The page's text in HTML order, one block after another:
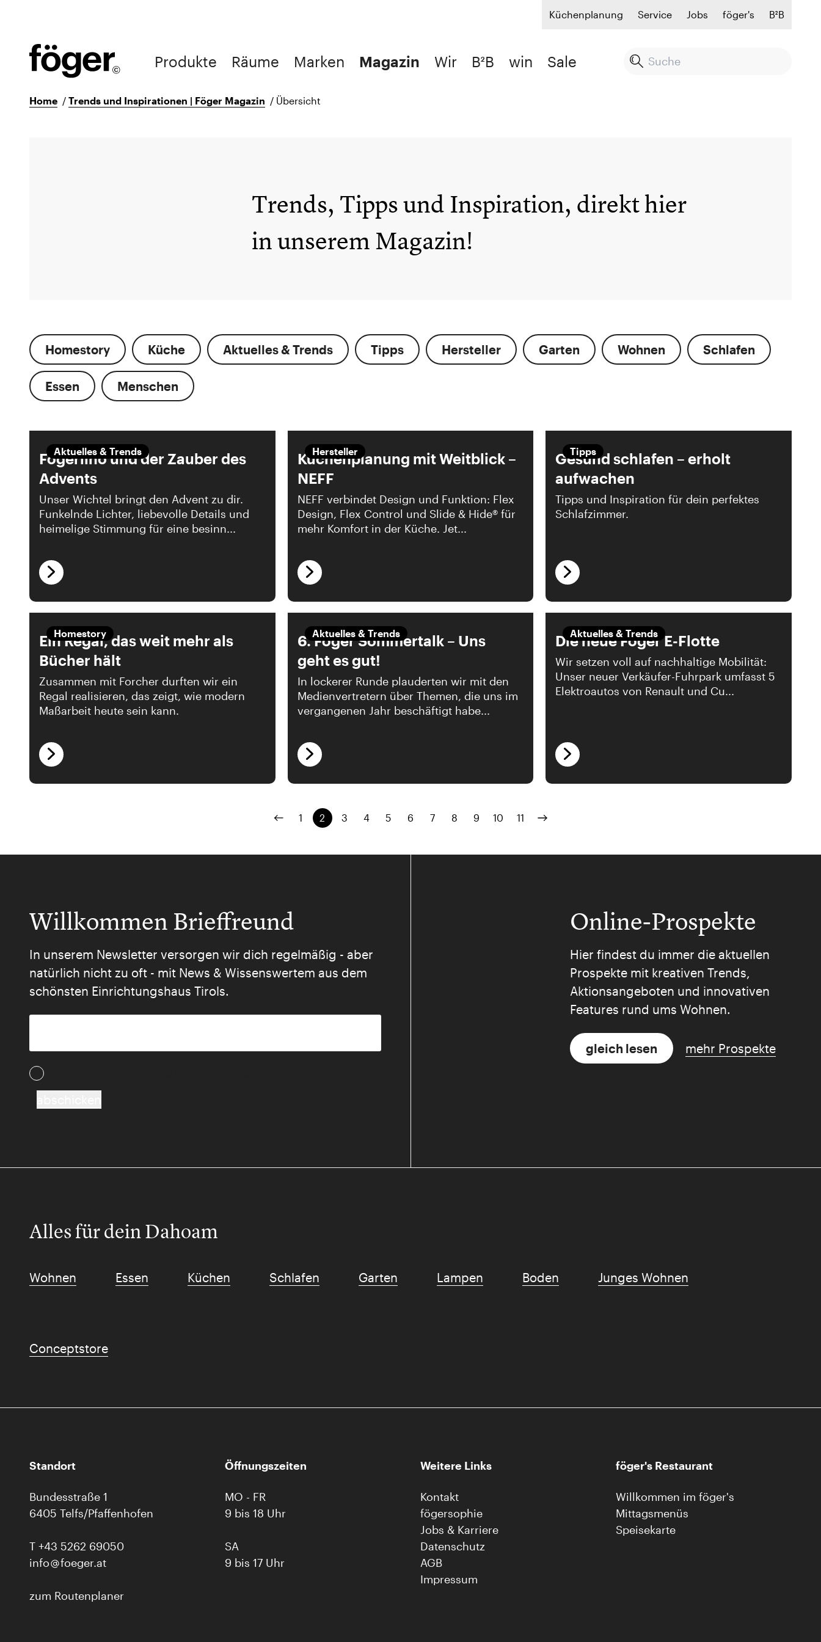
Küchenplanung Service Jobs föger's B²B
Produkte Räume Marken Magazin Wir B²B win Sale
Home / Trends und Inspirationen | Föger Magazin / Übersicht
Trends, Tipps und Inspiration, direkt hier
in unserem Magazin!
Homestory Küche Aktuelles & Trends Tipps Hersteller Garten Wohnen Schlafen
Essen Menschen
Aktuelles & Trends
Fögerlino und der Zauber des
Advents
Unser Wichtel bringt den Advent zu dir.
Funkelnde Lichter, liebevolle Details und
heimelige Stimmung für eine besinn...
Hersteller
Küchenplanung mit Weitblick –
NEFF
NEFF verbindet Design und Funktion: Flex
Design, Flex Control und Slide & Hide® für
mehr Komfort in der Küche. Jet...
Tipps
Gesund schlafen – erholt
aufwachen
Tipps und Inspiration für dein perfektes
Schlafzimmer.
Homestory
Ein Regal, das weit mehr als
Bücher hält
Zusammen mit Forcher durften wir ein
Regal realisieren, das zeigt, wie modern
Maßarbeit heute sein kann.
Aktuelles & Trends
6. Föger Sommertalk – Uns
geht es gut!
In lockerer Runde plauderten wir mit den
Medienvertretern über Themen, die uns im
vergangenen Jahr beschäftigt habe...
Aktuelles & Trends
Die neue Föger E-Flotte
Wir setzen voll auf nachhaltige Mobilität:
Unser neuer Verkäufer-Fuhrpark umfasst 5
Elektroautos von Renault und Cu...
1 2 3 4 5 6 7 8 9 10 11
Willkommen Brieffreund
In unserem Newsletter versorgen wir dich regelmäßig - aber
natürlich nicht zu oft - mit News & Wissenswertem aus dem
schönsten Einrichtungshaus Tirols.
Online-Prospekte
Hier findest du immer die aktuellen
Prospekte mit kreativen Trends,
Aktionsangeboten und innovativen
Features rund ums Wohnen.
gleich lesen mehr Prospekte
Alles für dein Dahoam
Wohnen Essen Küchen Schlafen Garten Lampen Boden Junges Wohnen
Conceptstore
Standort
Bundesstraße 1
6405 Telfs/Pfaffenhofen
T +43 5262 69050
info
foeger.at
zum Routenplaner
Öffnungszeiten
MO - FR
9 bis 18 Uhr
SA
9 bis 17 Uhr
Weitere Links
Kontakt
fögersophie
Jobs & Karriere
Datenschutz
AGB
Impressum
föger's Restaurant
Willkommen im föger's
Mittagsmenüs
Speisekarte